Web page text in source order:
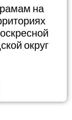
на
округ